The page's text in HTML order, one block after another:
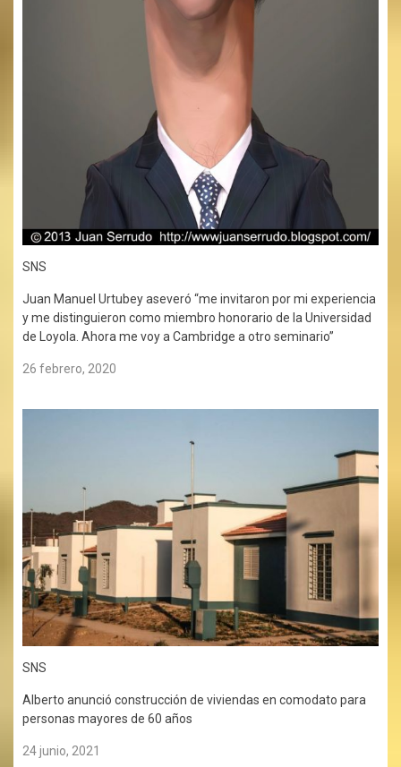
SNS
Juan Manuel Urtubey aseveró “me invitaron por mi experiencia
y me distinguieron como miembro honorario de la Universidad
de Loyola. Ahora me voy a Cambridge a otro seminario”
26 febrero, 2020
SNS
Alberto anunció construcción de viviendas en comodato para
personas mayores de 60 años
24 junio, 2021